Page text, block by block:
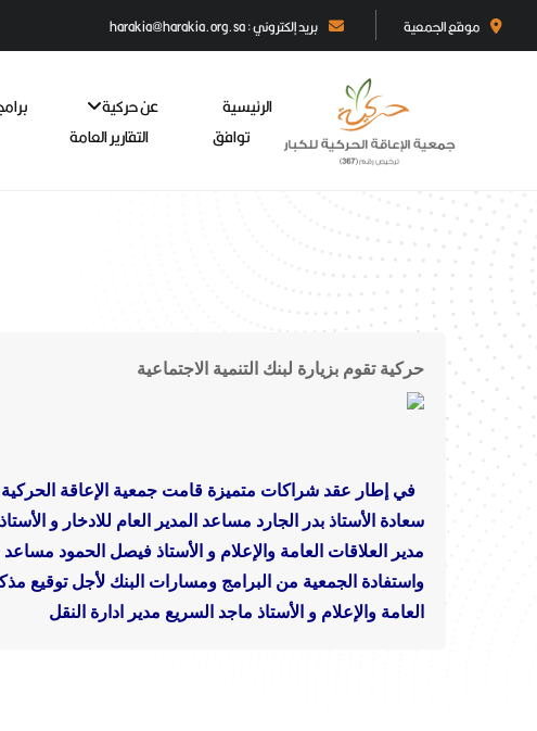
موقع الجمعية بريد إلكتروني : harakia@harakia.org.sa
الرئيسية عن حركية
توافق
التقارير العامة
حركية تقوم بزيارة لبنك التنمية الاجتماعية
في إطار عقد شراكات متميزة قامت جمعية الإعاقة الحركية
سعادة الأستاذ بدر الجارد مساعد المدير العام للادخار و
مدير العلاقات العامة والإعلام و الأستاذ فيصل الحمود
واستفادة الجمعية من البرامج ومسارات البنك لأجل توقيع
العامة والإعلام و الأستاذ ماجد السريع مدير ادارة النقل